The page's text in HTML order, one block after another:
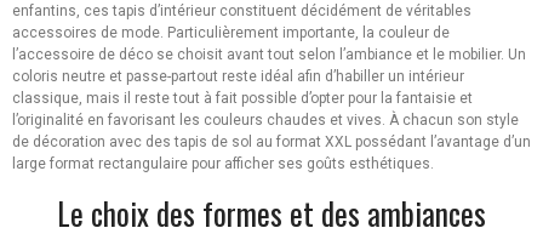
enfantins, ces tapis d’intérieur constituent décidément de véritables
accessoires de mode. Particulièrement importante, la couleur de
l’accessoire de déco se choisit avant tout selon l’ambiance et le mobilier. Un
coloris neutre et passe-partout reste idéal afin d’habiller un intérieur
classique, mais il reste tout à fait possible d’opter pour la fantaisie et
l’originalité en favorisant les couleurs chaudes et vives. À chacun son style
de décoration avec des tapis de sol au format XXL possédant l’avantage d’un
large format rectangulaire pour afficher ses goûts esthétiques.
Le choix des formes et des ambiances